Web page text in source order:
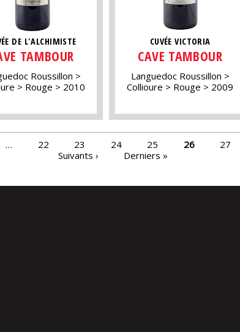
DE L'ALCHIMISTE
TAMBOUR
Roussillon
Rouge 2010
CUVÉE VICTORIA
CAVE TAMBOUR
Languedoc Roussillon
Collioure
Rouge 2009
… 22 23 24 25 26 27
Suivants ›
Derniers »